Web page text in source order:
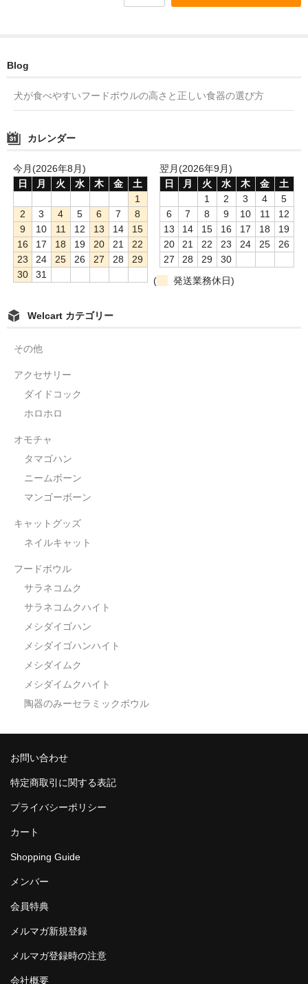
Blog
犬が食べやすいフードボウルの高さと正しい食器の選び方
カレンダー
今月(2026年8月)
日
月 火 水 木 金
土
1
2
3 4 5 6 7
8
9
10 11 12 13 14
15
16
17 18 19 20 21
22
23
24 25 26 27 28
29
30
31
翌月(2026年9月)
日
月 火 水 木 金
土
1
2 3 4
5
6
7 8 9 10 11
12
13
14 15 16 17 18
19
20
21 22 23 24 25
26
27
28 29
30
(
発送業務休日)
Welcart カテゴリー
その他
アクセサリー
ダイドコック
ホロホロ
オモチャ
タマゴハン
ニームボーン
マンゴーボーン
キャットグッズ
ネイルキャット
フードボウル
サラネコムク
サラネコムクハイト
メシダイゴハン
メシダイゴハンハイト
メシダイムク
メシダイムクハイト
陶器のみーセラミックボウル
お問い合わせ
特定商取引に関する表記
プライバシーポリシー
カート
Shopping Guide
メンバー
会員特典
メルマガ新規登録
メルマガ登録時の注意
会社概要